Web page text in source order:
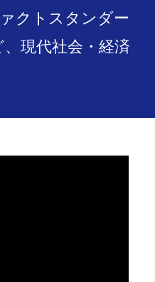
クトスタンダー
現代社会・経済